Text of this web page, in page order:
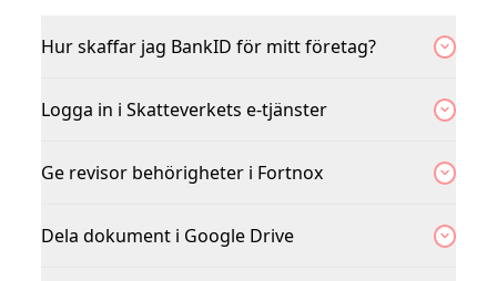
Hur skaffar jag BankID för mitt företag?
Logga in i Skatteverkets e-tjänster
Ge revisor behörigheter i Fortnox
Dela dokument i Google Drive